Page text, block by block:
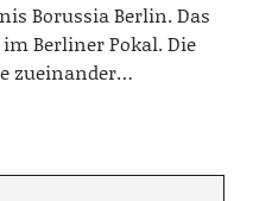
Borussia Berlin. Das
Berliner Pokal. Die
zueinander…